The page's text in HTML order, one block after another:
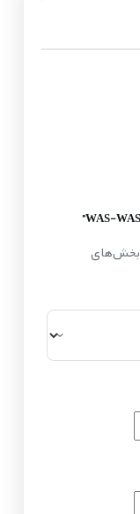
بخش‌های